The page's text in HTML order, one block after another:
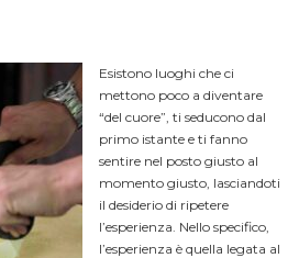
Esistono luoghi che ci
mettono poco a diventare
“del cuore”, ti seducono dal
primo istante e ti fanno
sentire nel posto giusto al
momento giusto, lasciandoti
il desiderio di ripetere
l’esperienza. Nello specifico,
l’esperienza è quella legata al